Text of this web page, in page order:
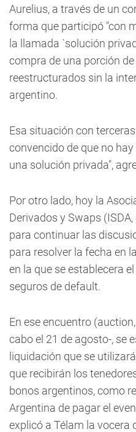
Aurelius, a través de un
forma que participó "con
la llamada `solución
compra de una porción
reestructurados sin la
argentino.
Esa situación con
convencido de que no
una solución privada",
Por otro lado, hoy la
Derivados y Swaps
para continuar las
para resolver la fecha en
en la que se establecera
seguros de default.
En ese encuentro
cabo el 21 de agosto-, se
liquidación que se
que recibirán los
bonos argentinos, como
Argentina de pagar el
explicó a Télam la vocera